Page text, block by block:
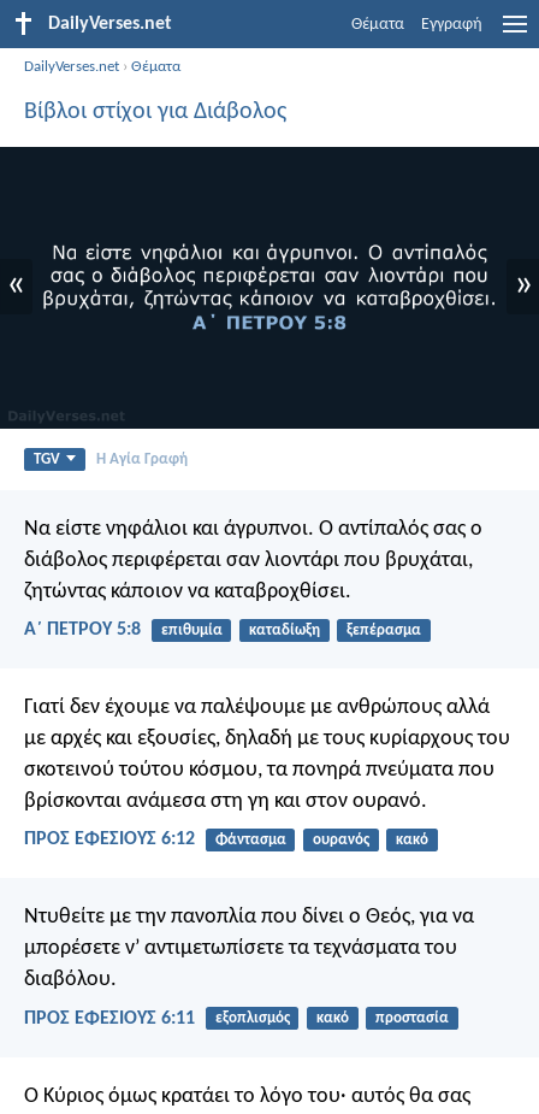
DailyVerses.net Θέματα Εγγραφή
DailyVerses.net ›Θέματα
Βίβλοι στίχοι για Διάβολος
« »
TGV Η Αγία Γραφή
Να είστε νηφάλιοι και άγρυπνοι. Ο αντίπαλός σας ο
διάβολος περιφέρεται σαν λιοντάρι που βρυχάται,
ζητώντας κάποιον να καταβροχθίσει.
Α΄ ΠΕΤΡΟΥ 5:8 επιθυμία καταδίωξη ξεπέρασμα
Γιατί δεν έχουμε να παλέψουμε με ανθρώπους αλλά
με αρχές και εξουσίες, δηλαδή με τους κυρίαρχους του
σκοτεινού τούτου κόσμου, τα πονηρά πνεύματα που
βρίσκονται ανάμεσα στη γη και στον ουρανό.
ΠΡΟΣ ΕΦΕΣΙΟΥΣ 6:12 Φάντασμα ουρανός κακό
Ντυθείτε με την πανοπλία που δίνει ο Θεός, για να
μπορέσετε ν’ αντιμετωπίσετε τα τεχνάσματα του
διαβόλου.
ΠΡΟΣ ΕΦΕΣΙΟΥΣ 6:11 εξοπλισμός κακό προστασία
Ο Κύριος όμως κρατάει το λόγο του· αυτός θα σας